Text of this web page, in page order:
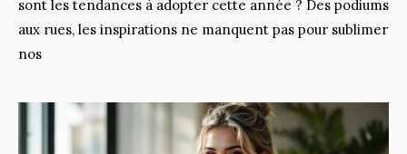
sont les tendances à adopter cette année ? Des podiums
aux rues, les inspirations ne manquent pas pour sublimer
nos